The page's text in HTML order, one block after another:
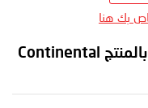
بك هنا
المواصفات و المميزات الخاصة بالمنتج Continental